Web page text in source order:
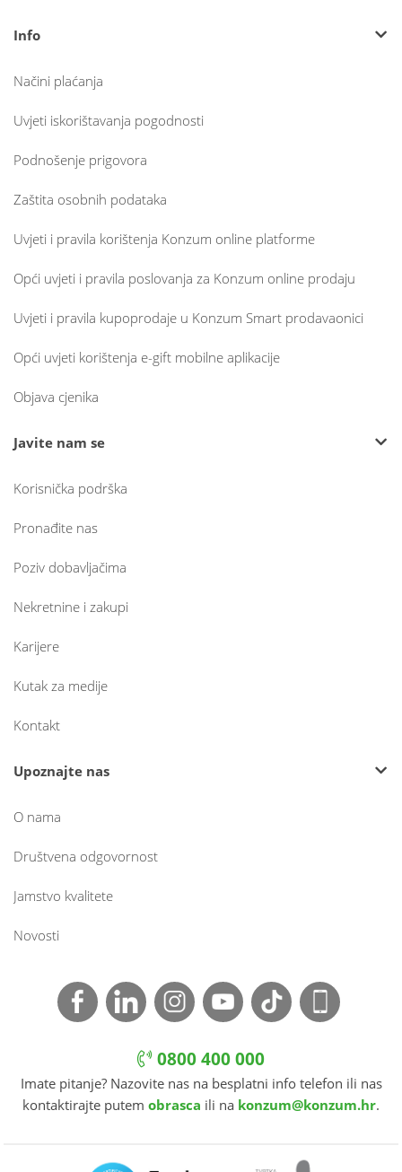
Info
Načini plaćanja
Uvjeti iskorištavanja pogodnosti
Podnošenje prigovora
Zaštita osobnih podataka
Uvjeti i pravila korištenja Konzum online platforme
Opći uvjeti i pravila poslovanja za Konzum online prodaju
Uvjeti i pravila kupoprodaje u Konzum Smart prodavaonici
Opći uvjeti korištenja e-gift mobilne aplikacije
Objava cjenika
Javite nam se
Korisnička podrška
Pronađite nas
Poziv dobavljačima
Nekretnine i zakupi
Karijere
Kutak za medije
Kontakt
Upoznajte nas
O nama
Društvena odgovornost
Jamstvo kvalitete
Novosti
0800 400 000
Imate pitanje? Nazovite nas na besplatni info telefon ili nas
kontaktirajte putem obrasca ili na konzum@konzum.hr.